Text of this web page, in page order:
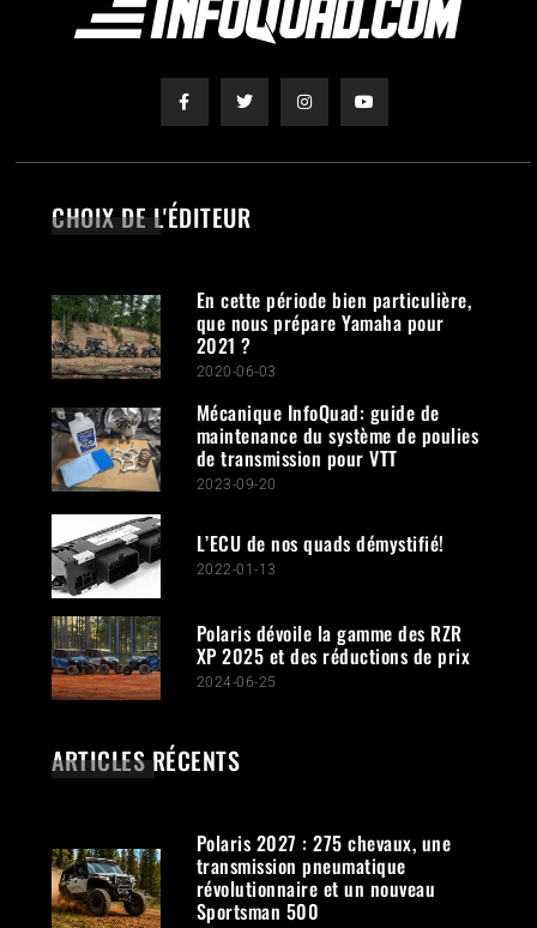
CHOIX DE L'ÉDITEUR
En cette période bien particulière,
que nous prépare Yamaha pour
2021 ?
2020-06-03
Mécanique InfoQuad: guide de
maintenance du système de poulies
de transmission pour VTT
2023-09-20
L’ECU de nos quads démystifié!
2022-01-13
Polaris dévoile la gamme des RZR
XP 2025 et des réductions de prix
2024-06-25
ARTICLES RÉCENTS
Polaris 2027 : 275 chevaux, une
transmission pneumatique
révolutionnaire et un nouveau
Sportsman 500